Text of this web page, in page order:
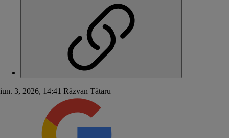
iun. 3, 2026, 14:41 Răzvan Tătaru